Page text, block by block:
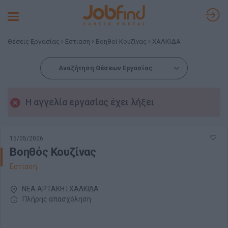
Toggle
Θέσεις Εργασίας Εστίαση Βοηθοί Κουζίνας ΧΑΛΚΙΔΑ
Αναζήτηση Θέσεων Εργασίας
Η αγγελία εργασίας έχει λήξει
15/05/2026
Βοηθός Κουζίνας
Εστίαση
ΝΕΑ ΑΡΤΑΚΗ | ΧΑΛΚΙΔΑ
Πλήρης απασχόληση